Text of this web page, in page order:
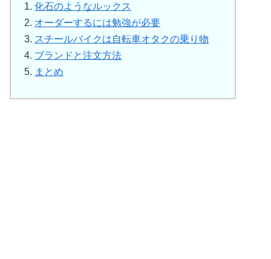
化石のようなルックス
オーダーするには勉強が必要
スチールバイクは自転車オタクの乗り物
ブランドと注文方法
まとめ